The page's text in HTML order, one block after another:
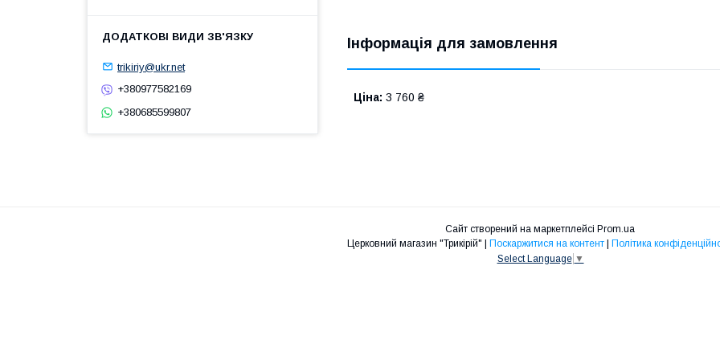
Інформація для замовлення
Ціна: 3 760 ₴
trikiriy@ukr.net
+380977582169
+380685599807
Сайт створений на маркетплейсі Prom.ua
Поскаржитися на контент
Політика
Select Language ▼